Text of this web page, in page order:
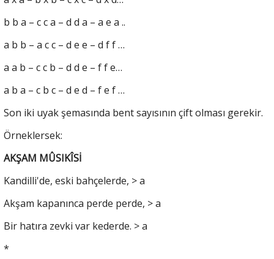
b b a – c c a – d d a – a e a ..
a b b – a c c – d e e – d f f …
a a b – c c b – d d e – f f e…
a b a – c b c – d e d – f e f …
Son iki uyak şemasında bent sayısının çift olması gerekir.
Örneklersek:
AKŞAM MÛSIKÎSİ
Kandilli'de, eski bahçelerde, > a
Akşam kapanınca perde perde, > a
Bir hatıra zevki var kederde. > a
*